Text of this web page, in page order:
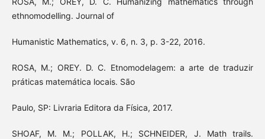
ethnomodelling. Journal of
Humanistic Mathematics, v. 6, n. 3, p. 3-22, 2016.
ROSA, M.; OREY. D. C. Etnomodelagem: a arte de traduzir
práticas matemática locais. São
Paulo, SP: Livraria Editora da Física, 2017.
SHOAF, M. M.; POLLAK, H.; SCHNEIDER, J. Math trails.